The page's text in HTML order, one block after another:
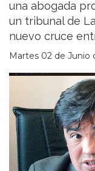
una abogada
un tribunal de
nuevo cruce
Martes 02 de Junio